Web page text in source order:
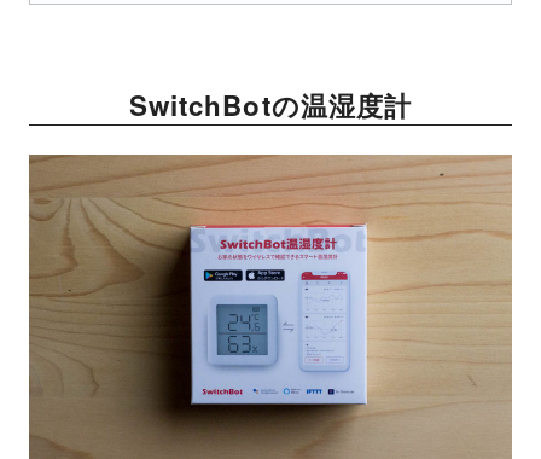
SwitchBotの温湿度計